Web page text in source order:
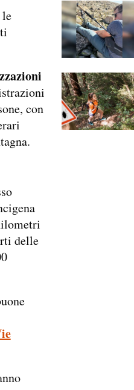
con
delle